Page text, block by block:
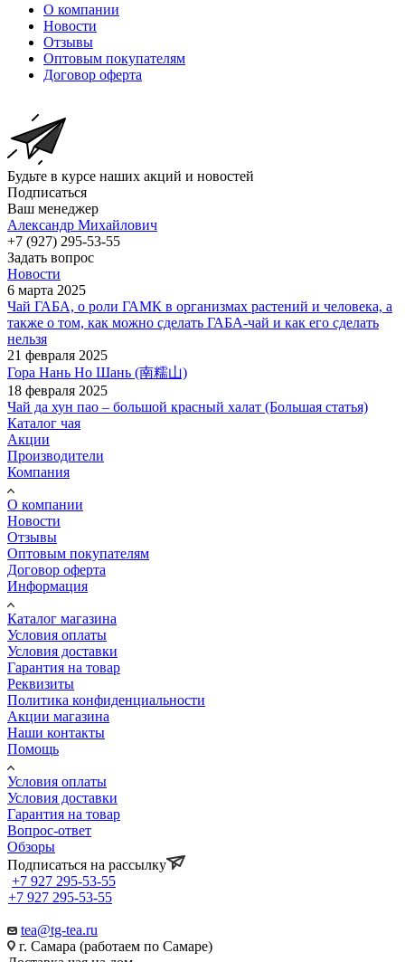
О компании
Новости
Отзывы
Оптовым покупателям
Договор оферта
Будьте в курсе наших акций и новостей
Подписаться
Ваш менеджер
Александр Михайлович
+7 (927) 295-53-55
Задать вопрос
Новости
6 марта 2025
Чай ГАБА, о роли ГАМК в организмах растений и человека, а
также о том, как можно сделать ГАБА-чай и как его сделать
нельзя
21 февраля 2025
Гора Нань Но Шань (南糯山)
18 февраля 2025
Чай да хун пао – большой красный халат (Большая статья)
Каталог чая
Акции
Производители
Компания
О компании
Новости
Отзывы
Оптовым покупателям
Договор оферта
Информация
Каталог магазина
Условия оплаты
Условия доставки
Гарантия на товар
Реквизиты
Политика конфиденциальности
Акции магазина
Наши контакты
Помощь
Условия оплаты
Условия доставки
Гарантия на товар
Вопрос-ответ
Обзоры
Подписаться на рассылку
+7 927 295-53-55
+7 927 295-53-55
tea@tg-tea.ru
г. Самара (работаем по Самаре)